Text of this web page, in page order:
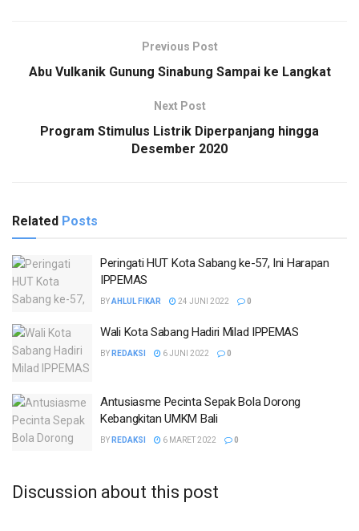
Previous Post
Abu Vulkanik Gunung Sinabung Sampai ke Langkat
Next Post
Program Stimulus Listrik Diperpanjang hingga
Desember 2020
Related Posts
Peringati HUT Kota Sabang ke-57, Ini Harapan
IPPEMAS
BYAHLUL FIKAR 24 JUNI 2022 0
Wali Kota Sabang Hadiri Milad IPPEMAS
BY REDAKSI 6 JUNI 2022 0
Antusiasme Pecinta Sepak Bola Dorong
Kebangkitan UMKM Bali
BY REDAKSI 6 MARET 2022 0
Discussion about this post